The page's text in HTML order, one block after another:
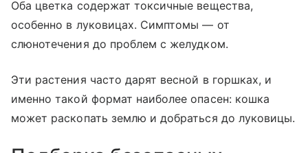
Оба цветка содержат токсичные вещества,
особенно в луковицах. Симптомы — от
слюнотечения до проблем с желудком.
Эти растения часто дарят весной в горшках, и
именно такой формат наиболее опасен: кошка
может раскопать землю и добраться до луковицы.